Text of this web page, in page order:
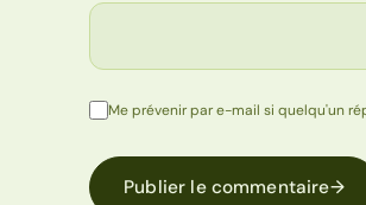
Me prévenir par e-mail si quelqu'un
Publier le commentaire→